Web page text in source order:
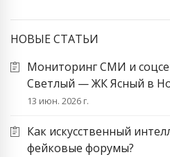
НОВЫЕ СТАТЬИ
Мониторинг СМИ и
Светлый — ЖК Ясный в
13 июн. 2026 г.
Как искусственный
фейковые форумы?